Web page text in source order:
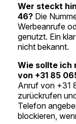
Wer steckt
46?Die
Werbeanrufe
genutzt. Ein
nicht bekannt.
Wie sollte ich
von +31 85
Anruf von +31
zurückrufen
Telefon
blockieren,